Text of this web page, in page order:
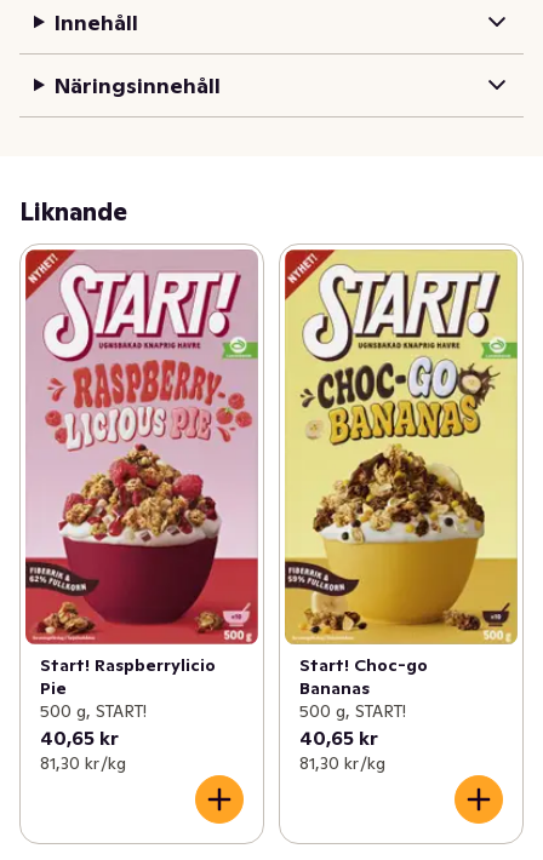
vår krispiga Startbas, hasselnötter, kakao, små kulor av
Innehåll
Näringsinnehåll
Liknande
Start! Raspberrylicio
Pie
500 g, START!
40,65 kr
81,30 kr /kg
Start! Choc-go
Bananas
500 g, START!
40,65 kr
81,30 kr /kg